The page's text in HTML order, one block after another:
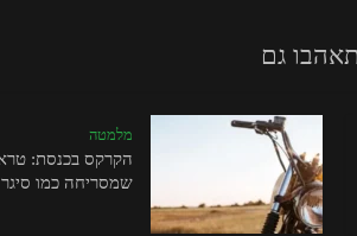
גם
מלמטה
הקרקס בכנסת:
שמסריחה כמו סיגר